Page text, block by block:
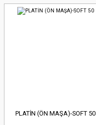
PLATİN (ÖN MAŞA)-SOFT 50